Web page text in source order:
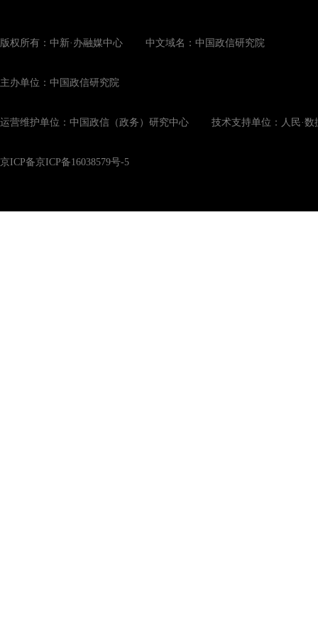
版权所有：中新·办融媒中心 中文域名：中国政信研究院
主办单位：中国政信研究院
运营维护单位：中国政信（政务）研究中心 技术支持单位：人民·数
京ICP备京ICP备16038579号-5